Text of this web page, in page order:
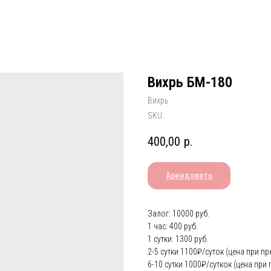
Вихрь БМ-180
Вихрь
SKU:
400,00 р.
Арендовать
Залог: 10000 руб.
1 час: 400 руб.
1 сутки: 1300 руб.
2-5 сутки 1100₽/суток (цена при
6-10 сутки 1000₽/суткок (цена при